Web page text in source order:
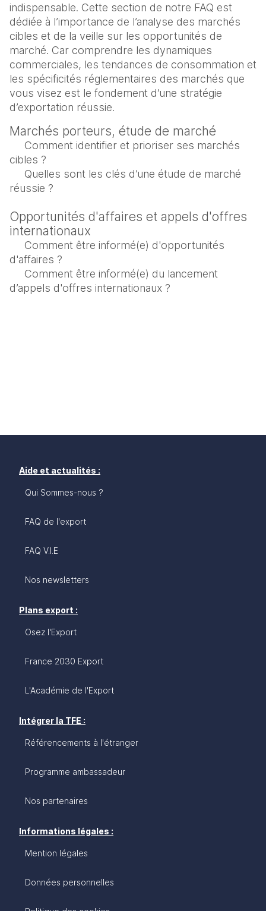
indispensable. Cette section de notre FAQ est
dédiée à l’importance de l’analyse des marchés
cibles et de la veille sur les opportunités de
marché. Car comprendre les dynamiques
commerciales, les tendances de consommation et
les spécificités réglementaires des marchés que
vous visez est le fondement d’une stratégie
d’exportation réussie.
Marchés porteurs, étude de marché
Comment identifier et prioriser ses marchés
cibles ?
Quelles sont les clés d’une étude de marché
réussie ?
Opportunités d'affaires et appels d'offres
internationaux
Comment être informé(e) d'opportunités
d'affaires ?
Comment être informé(e) du lancement
d’appels d'offres internationaux ?
Aide et actualités :
Qui Sommes-nous ?
FAQ de l'export
FAQ V.I.E
Nos newsletters
Plans export :
Osez l'Export
France 2030 Export
L'Académie de l'Export
Intégrer la TFE :
Référencements à l'étranger
Programme ambassadeur
Nos partenaires
Informations légales :
Mention légales
Données personnelles